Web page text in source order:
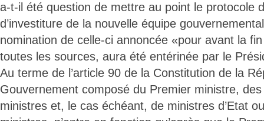
a-t-il été question de mettre au point le protocole
d’investiture de la nouvelle équipe
nomination de celle-ci annoncée «pour avant la
toutes les sources, aura été entérinée par le
Au terme de l’article 90 de la Constitution de la
Gouvernement composé du Premier ministre,
ministres et, le cas échéant, de ministres d’Etat